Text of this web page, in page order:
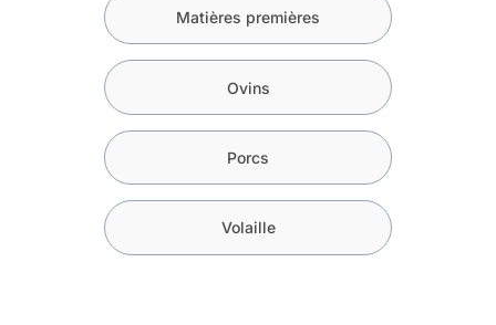
Matières premières
Ovins
Porcs
Volaille